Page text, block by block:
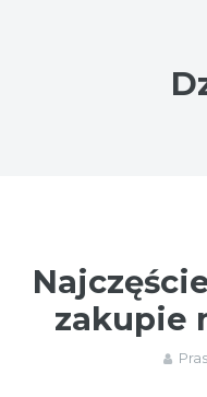
zakupie